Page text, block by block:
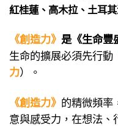
紅桂蓮、高木拉、土耳
《創造力》 是《生命豐
生命的擴展必須先行動
力）。
《創造力》 的精微頻率
意與感受力，在想法